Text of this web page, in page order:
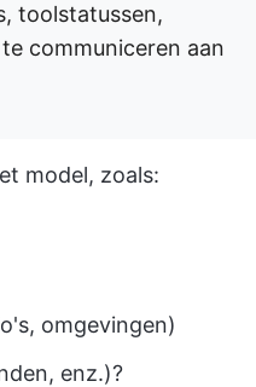
toolstatussen,
communiceren aan
model, zoals:
omgevingen)
enz.)?